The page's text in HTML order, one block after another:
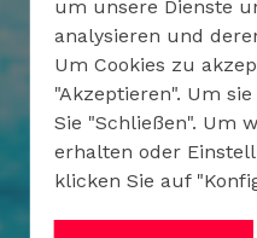
um unsere Dienste
analysieren und
Um Cookies zu
"Akzeptieren". Um
Sie "Schließen". Um
erhalten oder
klicken Sie auf